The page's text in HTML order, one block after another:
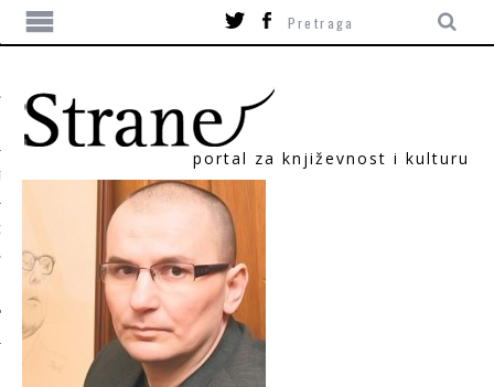
portal za književnost i kulturu